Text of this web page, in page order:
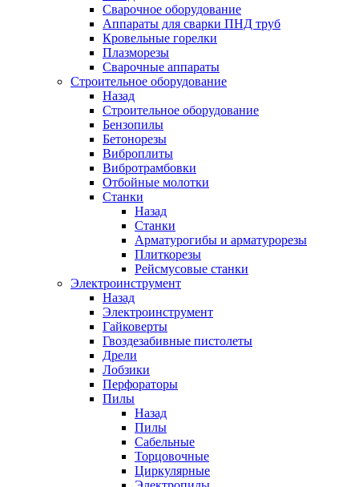
Сварочное оборудование
Аппараты для сварки ПНД труб
Кровельные горелки
Плазморезы
Сварочные аппараты
Строительное оборудование
Назад
Строительное оборудование
Бензопилы
Бетонорезы
Виброплиты
Вибротрамбовки
Отбойные молотки
Станки
Назад
Станки
Арматурогибы и арматурорезы
Плиткорезы
Рейсмусовые станки
Электроинструмент
Назад
Электроинструмент
Гайковерты
Гвоздезабивные пистолеты
Дрели
Лобзики
Перфораторы
Пилы
Назад
Пилы
Сабельные
Торцовочные
Циркулярные